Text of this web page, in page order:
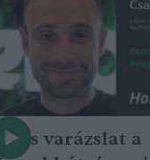
varázslat a